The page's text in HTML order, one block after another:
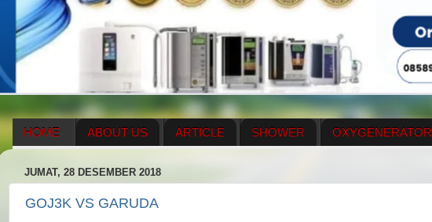
HOME ABOUT US ARTICLE SHOWER OXYGENERATOR
ENAGIC COMPENSATION PLAN MENUS
JUMAT, 28 DESEMBER 2018
GOJ3K VS GARUDA